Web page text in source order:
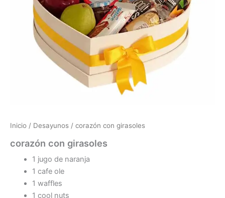
Inicio / Desayunos / corazón con girasoles
corazón con girasoles
1 jugo de naranja
1 cafe ole
1 waffles
1 cool nuts